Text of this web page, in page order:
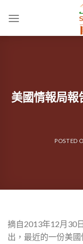
美國情報局
POSTED
摘自2013年12月30
出，最近的一份美